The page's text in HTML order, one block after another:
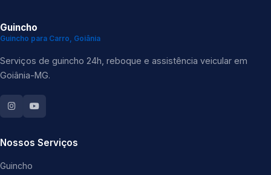
Guincho
Guincho para Carro, Goiânia
Serviços de guincho 24h, reboque e assistência veicular em
Goiânia-MG.
Nossos Serviços
Guincho